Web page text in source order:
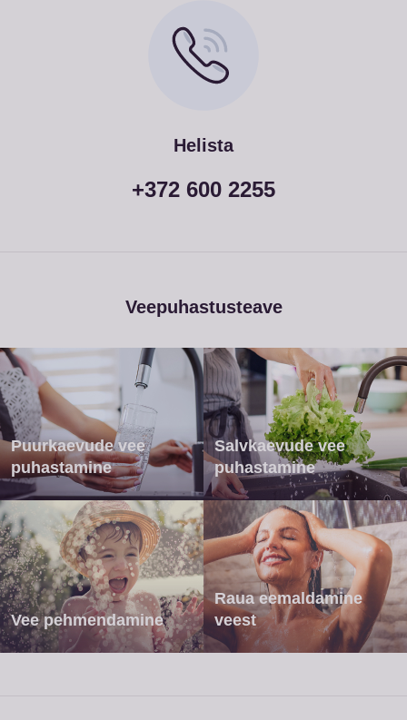
Helista
+372 600 2255
Veepuhastusteave
Puurkaevude vee
puhastamine
Salvkaevude vee
puhastamine
Vee pehmendamine
Raua eemaldamine
veest